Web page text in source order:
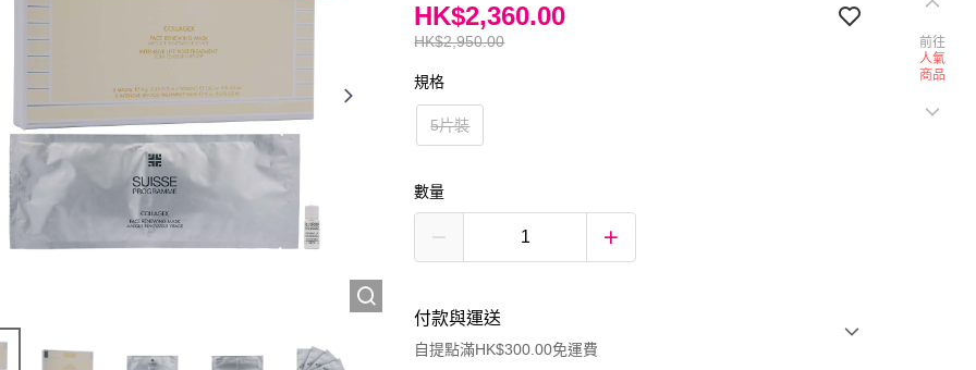
HK$2,950.00
HK$2,360.00
規格
5片裝
數量
付款與運送
自提點滿HK$300.00免運費
前往
人氣
商品